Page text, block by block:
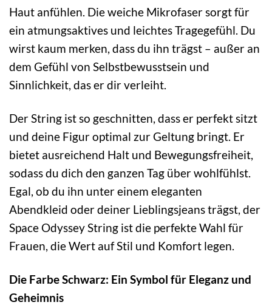
Haut anfühlen. Die weiche Mikrofaser sorgt für
ein atmungsaktives und leichtes Tragegefühl. Du
wirst kaum merken, dass du ihn trägst – außer an
dem Gefühl von Selbstbewusstsein und
Sinnlichkeit, das er dir verleiht.
Der String ist so geschnitten, dass er perfekt sitzt
und deine Figur optimal zur Geltung bringt. Er
bietet ausreichend Halt und Bewegungsfreiheit,
sodass du dich den ganzen Tag über wohlfühlst.
Egal, ob du ihn unter einem eleganten
Abendkleid oder deiner Lieblingsjeans trägst, der
Space Odyssey String ist die perfekte Wahl für
Frauen, die Wert auf Stil und Komfort legen.
Die Farbe Schwarz: Ein Symbol für Eleganz und
Geheimnis